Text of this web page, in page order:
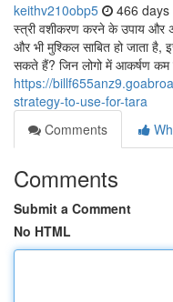
keithv210obp5 466 days
स्त्री वशीकरण करने के उपाय और
और भी मुश्किल साबित हो जाता
सकते हैं? जिन लोगो में आकर्षण कम
https://
strategy-to-use-for-tara
Comments
Comments
Submit a Comment
No HTML